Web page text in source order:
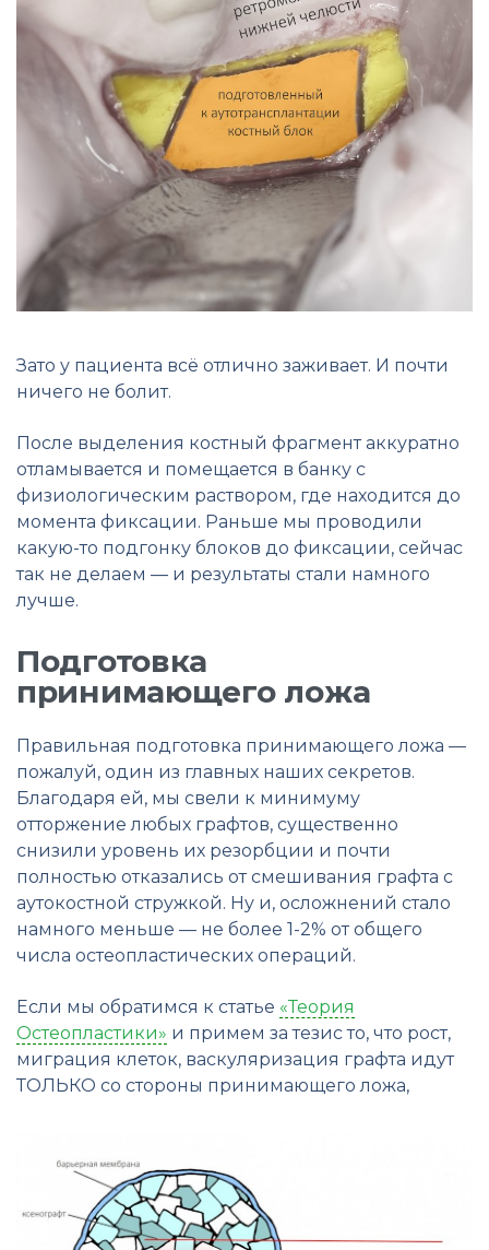
Зато у пациента всё отлично заживает. И почти
ничего не болит.
После выделения костный фрагмент аккуратно
отламывается и помещается в банку с
физиологическим раствором, где находится до
момента фиксации. Раньше мы проводили
какую-то подгонку блоков до фиксации, сейчас
так не делаем — и результаты стали намного
лучше.
Подготовка
принимающего ложа
Правильная подготовка принимающего ложа —
пожалуй, один из главных наших секретов.
Благодаря ей, мы свели к минимуму
отторжение любых графтов, существенно
снизили уровень их резорбции и почти
полностью отказались от смешивания графта с
аутокостной стружкой. Ну и, осложнений стало
намного меньше — не более 1-2% от общего
числа остеопластических операций.
Если мы обратимся к статье «Теория
Остеопластики» и примем за тезис то, что рост,
миграция клеток, васкуляризация графта идут
ТОЛЬКО со стороны принимающего ложа,